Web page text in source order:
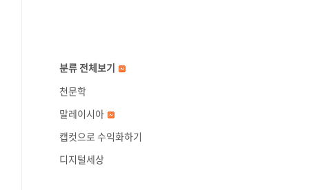
분류 전체보기
천문학
말레이시아
캡컷으로 수익화하기
디지털세상